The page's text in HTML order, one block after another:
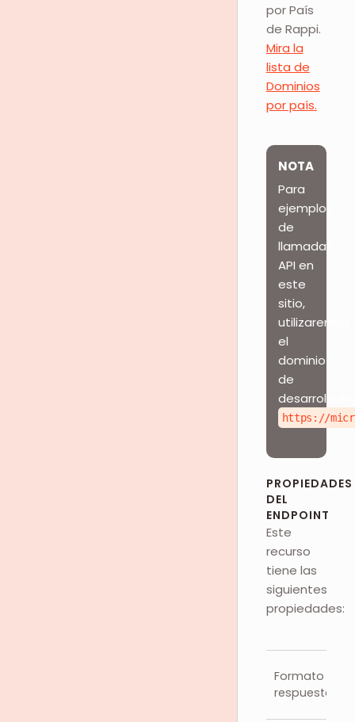
por País
de Rappi.
Mira la
lista de
Dominios
por país.
NOTA
Para
ejemplos
de
llamadas
API en
este
sitio,
utilizaremos
el
dominio
de
https://
PROPIEDADES
DEL
ENDPOINT
Este
recurso
tiene las
siguientes
propiedades:
Formato de
respuesta